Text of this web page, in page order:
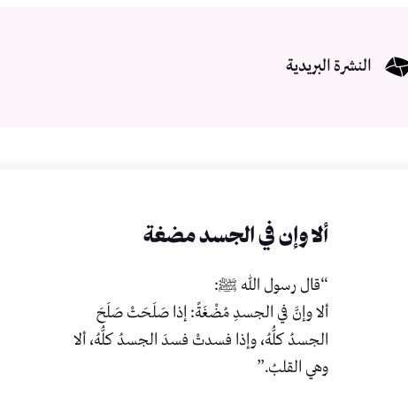
النشرة البريدية
ألا وإن في الجسد مضغة
“قال رسول الله ﷺ:
ألا وإنَّ في الجسدِ مُضْغَةً: إذا صَلَحَتْ صَلَحَ
الجسدُ كلُّهُ، وإذا فسدتْ فسدَ الجسدُ كلُّهُ، ألا
وهي القلبُ.”